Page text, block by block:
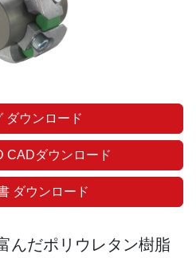
ダウンロード
CADダウンロード
ダウンロード
んだポリウレタン樹脂